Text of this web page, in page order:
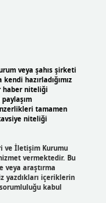
veya şahıs şirketi
hazırladığımız
haber niteliği
tamamen
niteliği
ve İletişim Kurumu
vermektedir. Bu
araştırma
yazdıkları içeriklerin
kabul